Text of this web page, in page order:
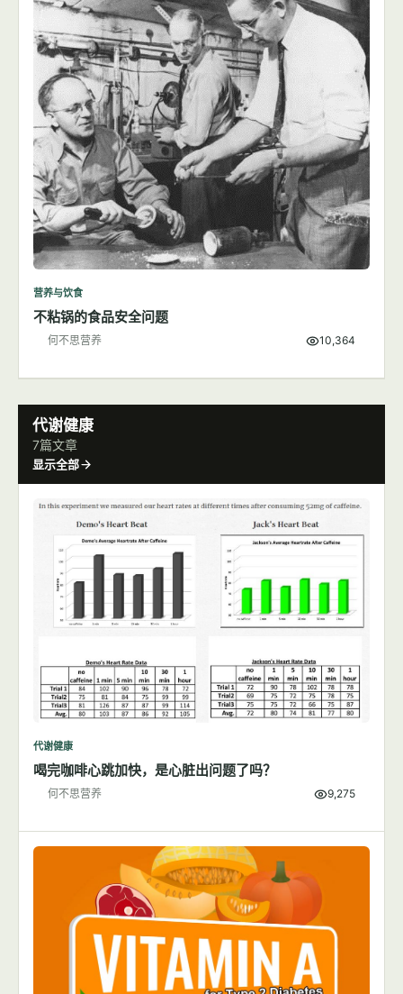
营养与饮食
不粘锅的食品安全问题
何不思营养 10,364
代谢健康
7篇文章
显示全部
代谢健康
喝完咖啡心跳加快，是心脏出问题了吗？
何不思营养 9,275